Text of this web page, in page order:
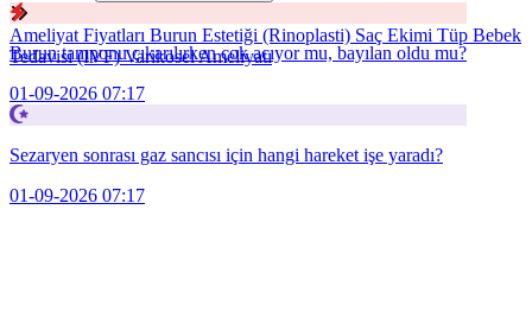
Burun tamponu çıkarılırken çok acıyor mu, bayılan oldu mu?
01-09-2026 07:17
Sezaryen sonrası gaz sancısı için hangi hareket işe yaradı?
01-09-2026 07:17
Ameliyat Fiyatları Burun Estetiği (Rinoplasti) Saç Ekimi Tüp Bebek
Tedavisi (IVF)Varikosel Ameliyatı